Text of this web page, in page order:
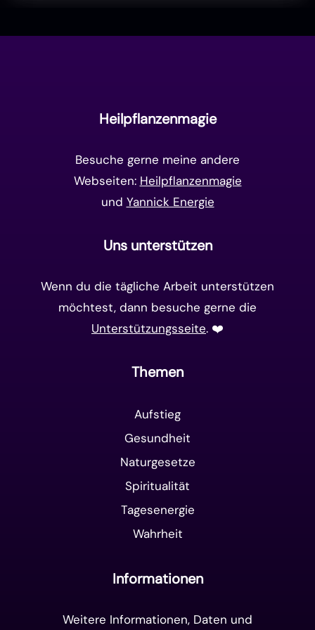
Heilpflanzenmagie
Besuche gerne meine andere
Webseiten: Heilpflanzenmagie
und Yannick Energie
Uns unterstützen
Wenn du die tägliche Arbeit unterstützen
möchtest, dann besuche gerne die
Unterstützungsseite. ❤️️
Themen
Aufstieg
Gesundheit
Naturgesetze
Spiritualität
Tagesenergie
Wahrheit
Informationen
Weitere Informationen, Daten und